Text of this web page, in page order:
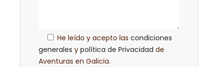
He leído y acepto las condiciones
generales y política de Privacidad de
Aventuras en Galicia.